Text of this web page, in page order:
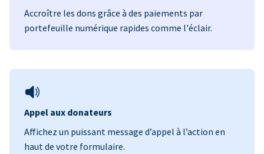
Accroître les dons grâce à des paiements par
portefeuille numérique rapides comme l'éclair.
Appel aux donateurs
Affichez un puissant message d’appel à l’action en
haut de votre formulaire.